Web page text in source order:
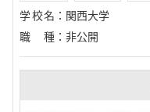
学校名 ： 関西大学
職種 ： 非公開